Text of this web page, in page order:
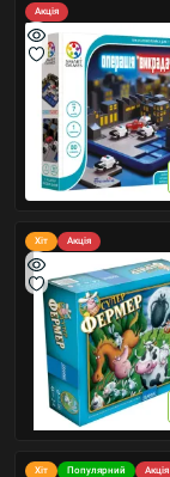
Акція
Хіт Акція
Хіт Популярний Акція